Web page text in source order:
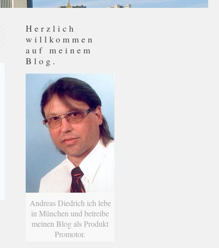
Herzlich
willkommen
auf meinem
Blog.
Andreas Diedrich ich lebe
in München und betreibe
meinen Blog als Produkt
Promotor.